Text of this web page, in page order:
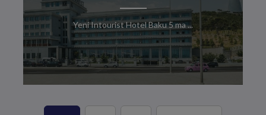
Yeni Intourist Hotel Baku 5 ma ...